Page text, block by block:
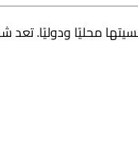
ودوليًا. تعد